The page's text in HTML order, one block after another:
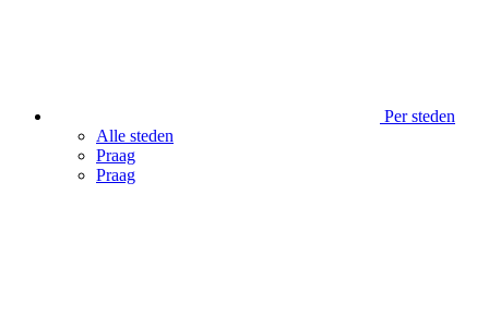
Per steden
Alle steden
Praag
Praag